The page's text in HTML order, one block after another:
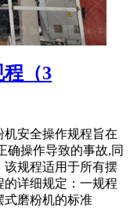
（3
安全操作规程旨在
确操作导致的事故,同
该规程适用于所有摆
详细规定：一规程
式磨粉机的标准